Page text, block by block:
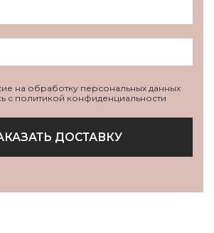
на обработку персональных данных
с политикой конфиденциальности
ДОСТАВКУ